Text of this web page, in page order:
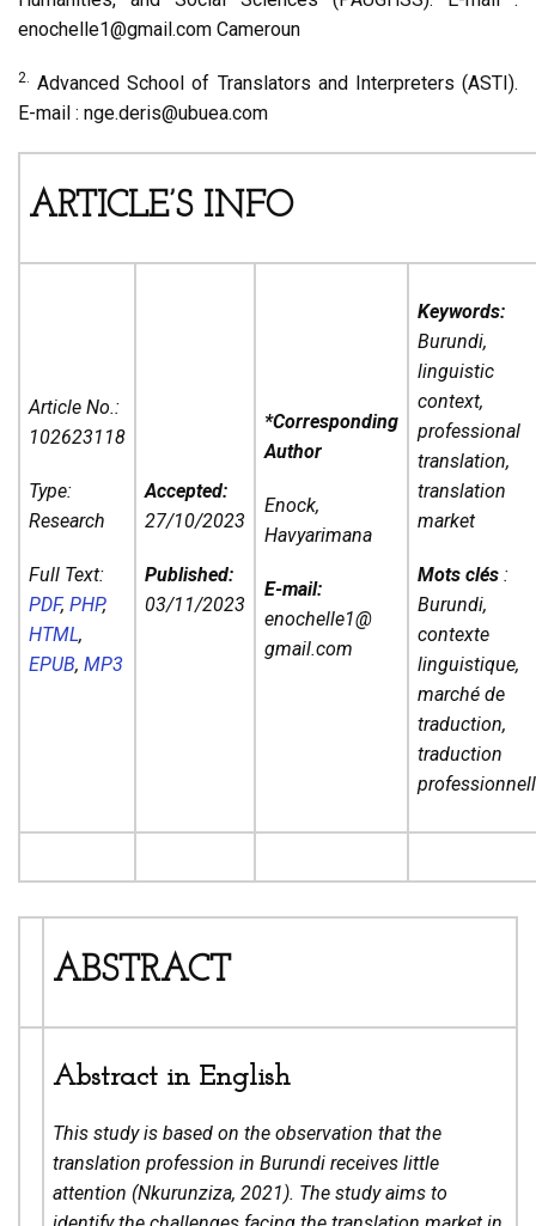
enochelle1@gmail.com Cameroun
2. Advanced School of Translators and Interpreters (ASTI).
E-mail : nge.deris@ubuea.com
ARTICLE’S INFO
Article No.:
102623118
Type:
Research
Full Text:
PDF, PHP,
HTML,
EPUB, MP3
Accepted:
27/10/2023
Published:
03/11/2023
*Corresponding
Author
Enock,
Havyarimana
E-mail:
enochelle1@
gmail.com
Keywords:
Burundi,
linguistic
context,
professional
translation,
translation
market
Mots clés :
Burundi,
contexte
linguistique,
marché de
traduction,
traduction
ABSTRACT
Abstract in English
This study is based on the observation that the
translation profession in Burundi receives little
attention (Nkurunziza, 2021). The study aims to